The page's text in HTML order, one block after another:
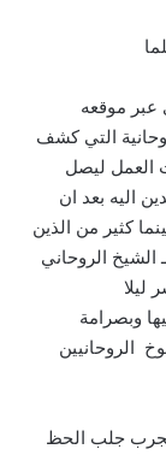
عبر موقعه
التي كشف
العمل ليصل
اليه بعد ان
كثير من الذين
الشيخ الروحاني
ليلا
وبصرامة
الروحانيين
جلب الحظ